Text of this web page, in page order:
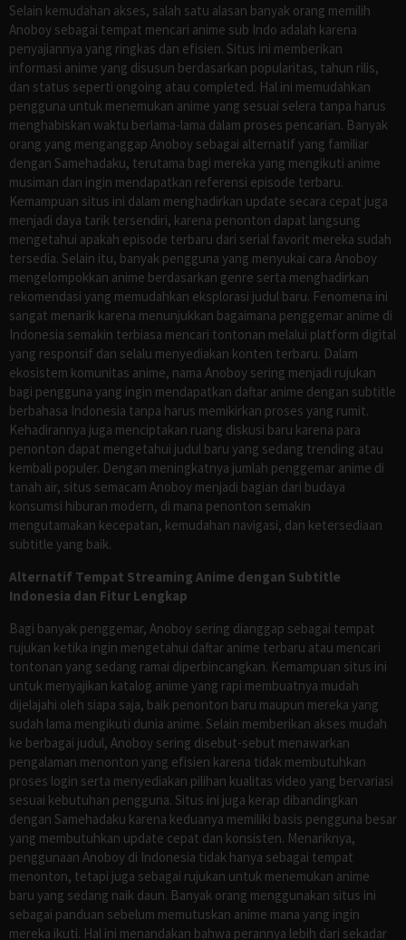
Selain kemudahan akses, salah satu alasan banyak orang memilih
Anoboy sebagai tempat mencari anime sub Indo adalah karena
penyajiannya yang ringkas dan efisien. Situs ini memberikan
informasi anime yang disusun berdasarkan popularitas, tahun rilis,
dan status seperti ongoing atau completed. Hal ini memudahkan
pengguna untuk menemukan anime yang sesuai selera tanpa harus
menghabiskan waktu berlama-lama dalam proses pencarian. Banyak
orang yang menganggap Anoboy sebagai alternatif yang familiar
dengan Samehadaku, terutama bagi mereka yang mengikuti anime
musiman dan ingin mendapatkan referensi episode terbaru.
Kemampuan situs ini dalam menghadirkan update secara cepat juga
menjadi daya tarik tersendiri, karena penonton dapat langsung
mengetahui apakah episode terbaru dari serial favorit mereka sudah
tersedia. Selain itu, banyak pengguna yang menyukai cara Anoboy
mengelompokkan anime berdasarkan genre serta menghadirkan
rekomendasi yang memudahkan eksplorasi judul baru. Fenomena ini
sangat menarik karena menunjukkan bagaimana penggemar anime di
Indonesia semakin terbiasa mencari tontonan melalui platform digital
yang responsif dan selalu menyediakan konten terbaru. Dalam
ekosistem komunitas anime, nama Anoboy sering menjadi rujukan
bagi pengguna yang ingin mendapatkan daftar anime dengan subtitle
berbahasa Indonesia tanpa harus memikirkan proses yang rumit.
Kehadirannya juga menciptakan ruang diskusi baru karena para
penonton dapat mengetahui judul baru yang sedang trending atau
kembali populer. Dengan meningkatnya jumlah penggemar anime di
tanah air, situs semacam Anoboy menjadi bagian dari budaya
konsumsi hiburan modern, di mana penonton semakin
mengutamakan kecepatan, kemudahan navigasi, dan ketersediaan
subtitle yang baik.
Alternatif Tempat Streaming Anime dengan Subtitle
Indonesia dan Fitur Lengkap
Bagi banyak penggemar, Anoboy sering dianggap sebagai tempat
rujukan ketika ingin mengetahui daftar anime terbaru atau mencari
tontonan yang sedang ramai diperbincangkan. Kemampuan situs ini
untuk menyajikan katalog anime yang rapi membuatnya mudah
dijelajahi oleh siapa saja, baik penonton baru maupun mereka yang
sudah lama mengikuti dunia anime. Selain memberikan akses mudah
ke berbagai judul, Anoboy sering disebut-sebut menawarkan
pengalaman menonton yang efisien karena tidak membutuhkan
proses login serta menyediakan pilihan kualitas video yang bervariasi
sesuai kebutuhan pengguna. Situs ini juga kerap dibandingkan
dengan Samehadaku karena keduanya memiliki basis pengguna besar
yang membutuhkan update cepat dan konsisten. Menariknya,
penggunaan Anoboy di Indonesia tidak hanya sebagai tempat
menonton, tetapi juga sebagai rujukan untuk menemukan anime
baru yang sedang naik daun. Banyak orang menggunakan situs ini
sebagai panduan sebelum memutuskan anime mana yang ingin
mereka ikuti. Hal ini menandakan bahwa perannya lebih dari sekadar